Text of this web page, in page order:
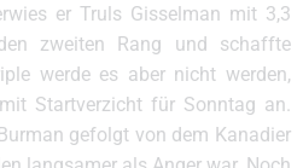
er Truls Gisselman mit 3,3
zweiten Rang und schaffte
werde es aber nicht werden,
Startverzicht für Sonntag an.
gefolgt von dem Kanadier